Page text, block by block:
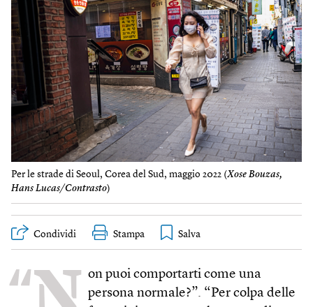
Per le strade di Seoul, Corea del Sud, maggio 2022 (Xose Bouzas,
Hans Lucas/Contrasto)
Condividi Stampa
on puoi comportarti come una
persona normale?”. “Per colpa delle